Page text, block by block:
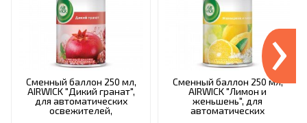
Сменный баллон 250 мл,
AIRWICK "Дикий гранат",
для автоматических
освежителей,
Сменный баллон 250 мл,
AIRWICK "Лимон и
женьшень", для
автоматических
›